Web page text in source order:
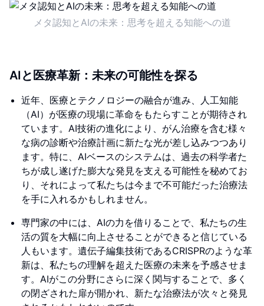
メタ認知とAIの未来：思考を超える知能への道
AIと医療革新：未来の可能性を探る
近年、医療とテクノロジーの融合が進み、人工知能
（AI）が医療の現場に革命をもたらすことが期待され
ています。AI技術の進化により、がん治療を含む様々
な病の診断や治療計画に新たな光が差し込みつつあり
ます。特に、AIベースのシステムは、過去の科学者た
ちが成し遂げた膨大な発見を支える可能性を秘めてお
り、それによって私たちは今まで不可能だった治療法
を手に入れるかもしれません。
専門家の中には、AIの力を借りることで、私たちの生
活の質を大幅に向上させることができると信じている
人もいます。遺伝子編集技術であるCRISPRのような革
新は、私たちの理解を超えた医療の未来を予感させま
す。AIがこの分野にさらに深く関与することで、多く
の閉ざされた扉が開かれ、新たな治療法が次々と発見